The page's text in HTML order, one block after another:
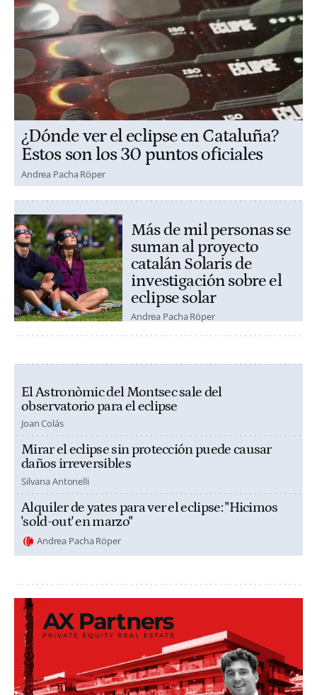
¿Dónde ver el eclipse en Cataluña?
Estos son los 30 puntos oficiales
Andrea Pacha Röper
Más de mil personas se
suman al proyecto
catalán Solaris de
investigación sobre el
eclipse solar
Andrea Pacha Röper
El Astronòmic del Montsec sale del
observatorio para el eclipse
Joan Colás
Mirar el eclipse sin protección puede causar
daños irreversibles
Silvana Antonelli
Alquiler de yates para ver el eclipse: "Hicimos
'sold-out' en marzo"
Andrea Pacha Röper